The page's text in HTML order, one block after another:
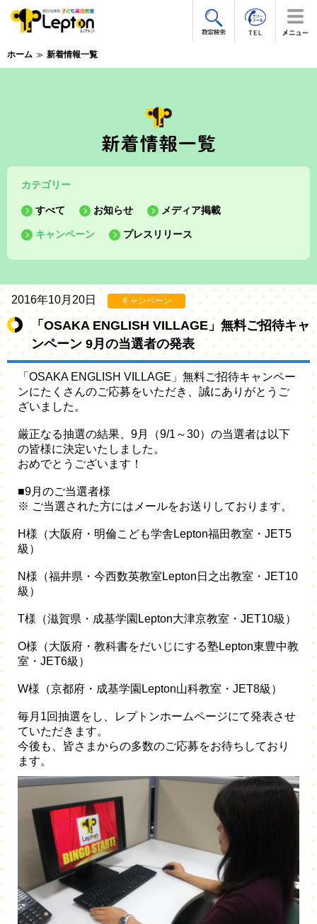
ホーム 新着情報一覧
カテゴリー
すべて お知らせ メディア掲載
キャンペーン プレスリリース
2016年10月20日 キャンペーン
「OSAKA ENGLISH VILLAGE」無料ご招待キャ
ンペーン 9月の当選者の発表
「OSAKA ENGLISH VILLAGE」無料ご招待キャンペー
ンにたくさんのご応募をいただき、誠にありがとうご
ざいました。
厳正なる抽選の結果、9月（9/1～30）の当選者は以下
の皆様に決定いたしました。
おめでとうございます！
■9月のご当選者様
※ ご当選された方にはメールをお送りしております。
H様（大阪府・明倫こども学舎Lepton福田教室・JET5
級）
N様（福井県・今西数英教室Lepton日之出教室・JET10
級）
T様（滋賀県・成基学園Lepton大津京教室・JET10級）
O様（大阪府・教科書をだいじにする塾Lepton東豊中教
室・JET6級）
W様（京都府・成基学園Lepton山科教室・JET8級）
毎月1回抽選をし、レプトンホームページにて発表させ
ていただきます。
今後も、皆さまからの多数のご応募をお待ちしており
ます。